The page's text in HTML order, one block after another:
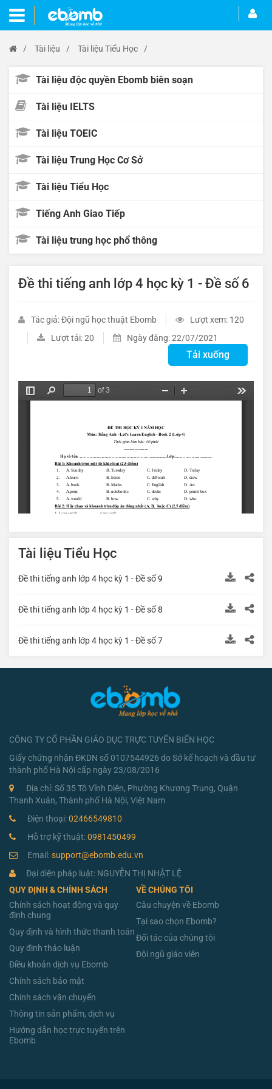
/ Tài liệu / Tài liệu Tiểu Học /
Tài liệu độc quyền Ebomb biên soạn
Tài liệu IELTS
Tài liệu TOEIC
Tài liệu Trung Học Cơ Sở
Tài liệu Tiểu Học
Tiếng Anh Giao Tiếp
Tài liệu trung học phổ thông
Đề thi tiếng anh lớp 4 học kỳ 1 - Đề số 6
Tác giả: Đội ngũ học thuật Ebomb
Lượt xem: 120
Lượt tải: 20
Ngày đăng: 22/07/2021
Tải xuống
Tài liệu Tiểu Học
Đề thi tiếng anh lớp 4 học kỳ 1 - Đề số 9
Đề thi tiếng anh lớp 4 học kỳ 1 - Đề số 8
Đề thi tiếng anh lớp 4 học kỳ 1 - Đề số 7
CÔNG TY CỔ PHẦN GIÁO DỤC TRỰC TUYẾN BIỂN HỌC
Giấy chứng nhận ĐKDN số 0107544926 do Sở kế hoạch và đầu tư
thành phố Hà Nội cấp ngày 23/08/2016
Địa chỉ: Số 35 Tô Vĩnh Diện, Phường Khương Trung, Quận
Thanh Xuân, Thành phố Hà Nội, Việt Nam
Điện thoại:02466549810
Hỗ trợ kỹ thuật:0981450499
Email:support@ebomb.edu.vn
Đại diện pháp luật: NGUYỄN THỊ NHẬT LỆ
QUY ĐỊNH & CHÍNH SÁCH
Chính sách hoạt động và quy
định chung
Quy định và hình thức thanh toán
Quy định thảo luận
Điều khoản dịch vụ Ebomb
Chính sách bảo mật
Chính sách vận chuyển
Thông tin sản phẩm, dịch vụ
Hướng dẫn học trực tuyến trên
Ebomb
VỀ CHÚNG TÔI
Câu chuyện về Ebomb
Tại sao chọn Ebomb?
Đối tác của chúng tôi
Đội ngũ giáo viên